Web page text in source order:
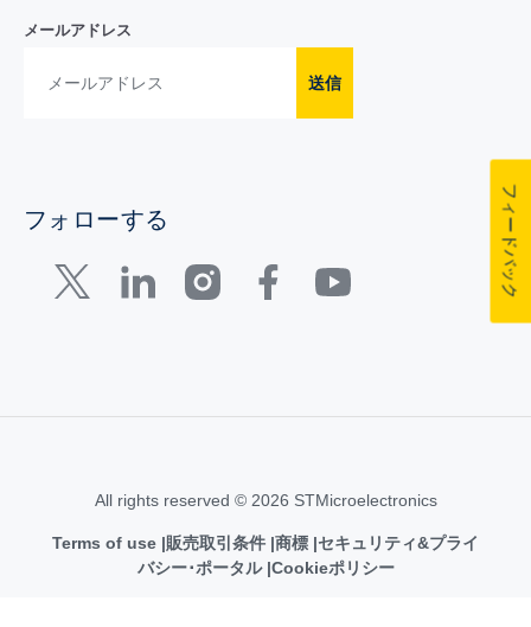
メールアドレス
送信
フォローする
All rights reserved © 2026 STMicroelectronics
Terms of use 販売取引条件 商標 セキュリティ&プライ
バシー･ポータル Cookieポリシー
フィードバック